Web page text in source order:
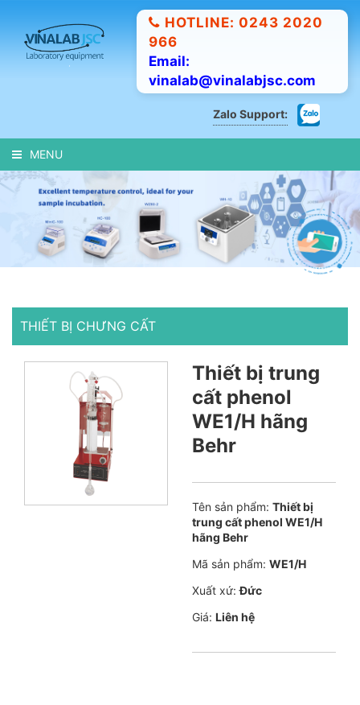
HOTLINE: 0243 2020
966
Email:
vinalab@vinalabjsc.com
Zalo Support:
MENU
THIẾT BỊ CHƯNG CẤT
Thiết bị trung
cất phenol
WE1/H hãng
Behr
Tên sản phẩm: Thiết bị
trung cất phenol WE1/H
hãng Behr
Mã sản phẩm: WE1/H
Xuất xứ: Đức
Giá: Liên hệ